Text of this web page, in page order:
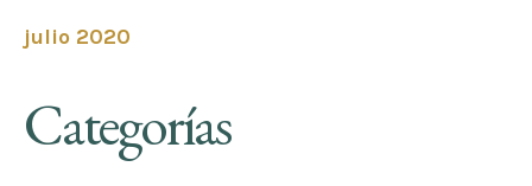
julio 2020
Categorías